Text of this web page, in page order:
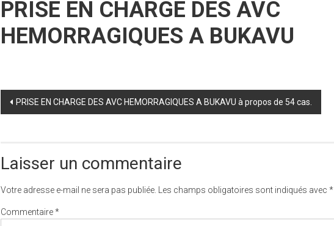
PRISE EN CHARGE DES AVC
HEMORRAGIQUES A BUKAVU
Post
PRISE EN CHARGE DES AVC HEMORRAGIQUES A BUKAVU à propos de 54 cas.
Laisser un commentaire
Votre adresse e-mail ne sera pas publiée. Les champs obligatoires sont indiqués avec *
Commentaire*